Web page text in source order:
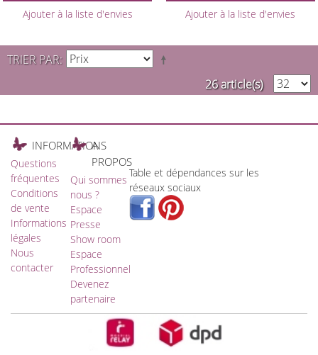
Ajouter à la liste d'envies Ajouter à la liste d'envies
TRIER PAR
26 article(s)
INFORMATIONS
Questions
fréquentes
Conditions
de vente
Informations
légales
Nous
contacter
A
PROPOS
Qui sommes
nous ?
Espace
Presse
Show room
Espace
Professionnel
Devenez
partenaire
Table et dépendances sur les
réseaux sociaux